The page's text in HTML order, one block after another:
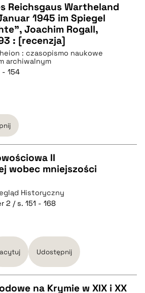
Reichsgaus Wartheland
1945 im Spiegel
Joachim Rogall,
: [recenzja]
: czasopismo naukowe
archiwalnym
- 154
II
wobec mniejszości
Historyczny
2 / s. 151 - 168
Udostępnij
na Krymie w XIX i XX